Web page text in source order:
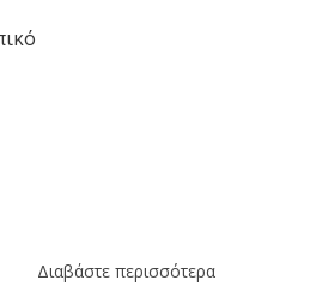
Διαβάστε περισσότερα